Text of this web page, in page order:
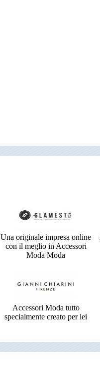
Una originale impresa online
con il meglio in Accessori
Moda Moda
Accessori Moda tutto
specialmente creato per lei